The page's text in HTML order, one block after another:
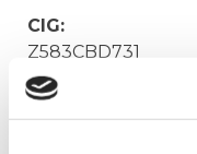
CIG:
Z583CBD731
Struttura
Irisacqua srl P.I./